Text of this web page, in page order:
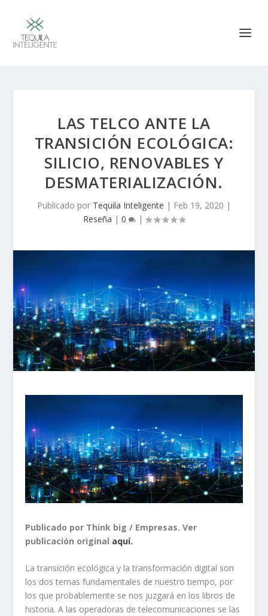
LAS TELCO ANTE LA
TRANSICIÓN ECOLÓGICA:
SILICIO, RENOVABLES Y
DESMATERIALIZACIÓN.
Publicado por Tequila Inteligente | Feb 19, 2020 |
Reseña | 0 |
Publicado por Think big / Empresas. Ver
publicación original aquí.
La transición ecológica y la transformación digital son
los dos temas fundamentales de nuestro tiempo, por
los que probablemente se nos juzgará en los libros de
historia. A las operadoras de telecomunicaciones se las